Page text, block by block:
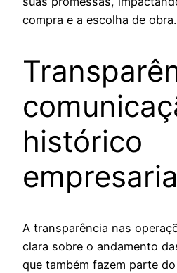
compra e a escolha de obra.
histórico
A transparência nas
clara sobre o andamento
que também fazem parte